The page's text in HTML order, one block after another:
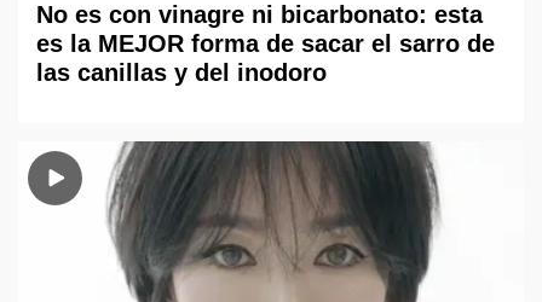
No es con vinagre ni bicarbonato: esta
es la MEJOR forma de sacar el sarro de
las canillas y del inodoro